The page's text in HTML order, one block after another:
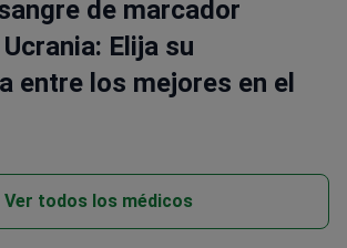
de marcador
Elija su
entre los mejores en el
Ver todos los médicos